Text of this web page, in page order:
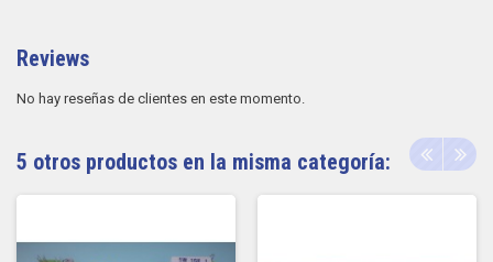
Reviews
No hay reseñas de clientes en este momento.
5 otros productos en la misma categoría: